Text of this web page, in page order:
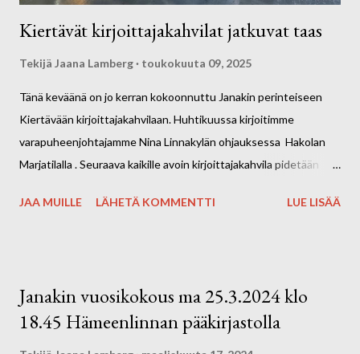
Kiertävät kirjoittajakahvilat jatkuvat taas
Tekijä Jaana Lamberg toukokuuta 09, 2025
Tänä keväänä on jo kerran kokoonnuttu Janakin perinteiseen
Kiertävään kirjoittajakahvilaan. Huhtikuussa kirjoitimme
varapuheenjohtajamme Nina Linnakylän ohjauksessa Hakolan
Marjatilalla . Seuraava kaikille avoin kirjoittajakahvila pidetään
klo13.00- 14.30. Osoite: Harvialan Kartano 32, 13300 Harviala.
kynnyksen tapaamiskertoja. Tervetuloa mukaan! Kahvit ja
kahvileivät omakustanteisesti. Ota mukaan omat
JAA MUILLE LÄHETÄ KOMMENTTI LUE LISÄÄ
Janakin vuosikokous ma 25.3.2024 klo
18.45 Hämeenlinnan pääkirjastolla